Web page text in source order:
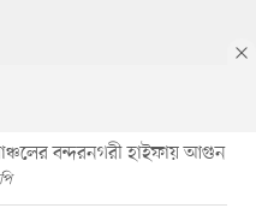
বন্দরনগরী হাইফায় আগুন